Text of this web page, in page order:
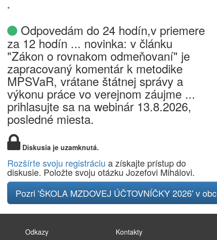
*
Odpovedám do 24 hodín,v priemere
za 12 hodín ... novinka: v článku
"Zákon o rovnakom odmeňovaní" je
zapracovaný komentár k metodike
MPSVaR, vrátane štátnej správy a
výkonu práce vo verejnom záujme ...
prihlasujte sa na webinár 13.8.2026,
posledné miesta.
Diskusia je uzamknutá.
Rozšírte svoju registráciu a získajte prístup do
diskusie. Položte svoju otázku Jozefovi Mihálovi.
Pozri 'ŠKOLA MZDOVEJ ÚČTOVNÍČKY 2026' v
Odkazy Kontakty